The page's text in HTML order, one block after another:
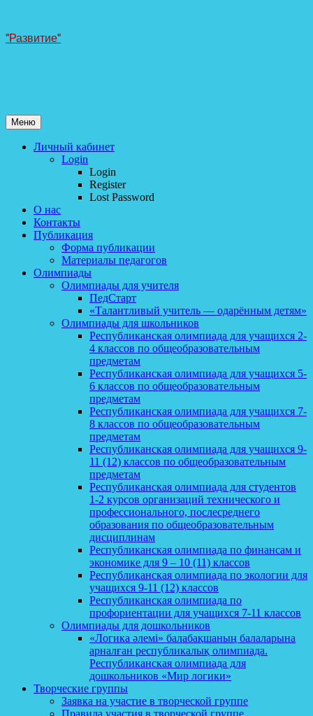
Перейти
"Развитие"
Меню
Личный кабинет
Login
Login
Register
Lost Password
О нас
Контакты
Публикация
Форма публикации
Материалы педагогов
Олимпиады
Олимпиады для учителя
ПедСтарт
«Талантливый учитель — одарённым детям»
Олимпиады для школьников
Республиканская олимпиада для учащихся 2-
4 классов по общеобразовательным
предметам
Республиканская олимпиада для учащихся 5-
6 классов по общеобразовательным
предметам
Республиканская олимпиада для учащихся 7-
8 классов по общеобразовательным
предметам
Республиканская олимпиада для учащихся 9-
11 (12) классов по общеобразовательным
предметам
Республиканская олимпиада для студентов
1-2 курсов организаций технического и
профессионального, послесреднего
образования по общеобразовательным
дисциплинам
Республиканская олимпиада по финансам и
экономике для 9 – 10 (11) классов
Республиканская олимпиада по экологии для
учащихся 9-11 (12) классов
Республиканская олимпиада по
профориентации для учащихся 7-11 классов
Олимпиады для дошкольников
«Логика әлемі» балабақшаның балаларына
арналған республикалық олимпиада.
Республиканская олимпиада для
дошкольников «Мир логики»
Творческие группы
Заявка на участие в творческой группе
Правила участия в творческой группе